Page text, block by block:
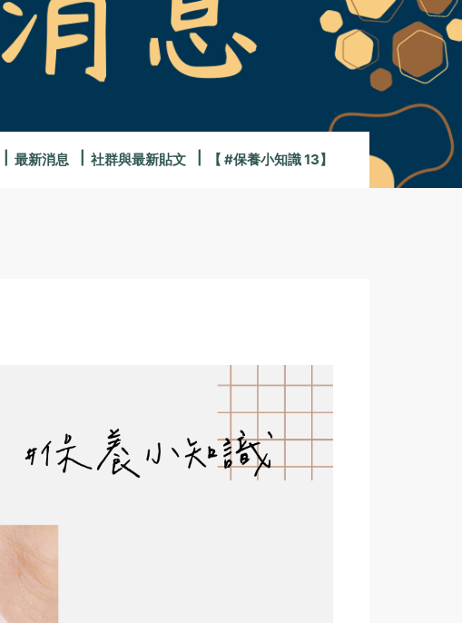
最新消息 社群與最新貼文 【 #保養小知識 13】